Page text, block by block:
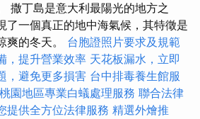
撒丁島是意大利最陽光的地方之
了一個真正的地中海氣候，其特徵是
爽的冬天。 台胞證照片要求及規範
，提升營業效率 天花板漏水，立即
，避免更多損害 台中排毒養生館服
園地區專業白蟻處理服務 聯合法律
提供全方位法律服務 精選外燴推